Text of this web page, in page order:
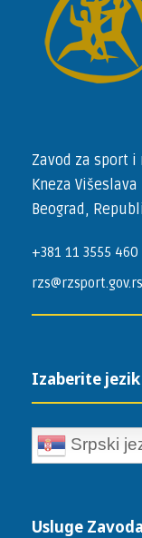
Zavod za sport
Kneza Višeslava
Beograd,
+381 11 3555 460
rzs@rzsport.gov.rs
Izaberite jezik
Srpski
Usluge Zavoda